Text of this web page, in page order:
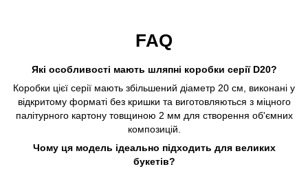
FAQ
Які особливості мають шляпні коробки серії D20?
Коробки цієї серії мають збільшений діаметр 20 см, виконані у
відкритому форматі без кришки та виготовляються з міцного
палітурного картону товщиною 2 мм для створення об'ємних
композицій.
Чому ця модель ідеально підходить для великих
букетів?